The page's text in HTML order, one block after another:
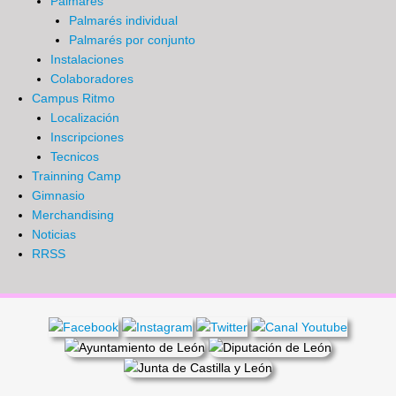
Palmarés individual
Palmarés por conjunto
Instalaciones
Colaboradores
Campus Ritmo
Localización
Inscripciones
Tecnicos
Trainning Camp
Gimnasio
Merchandising
Noticias
RRSS